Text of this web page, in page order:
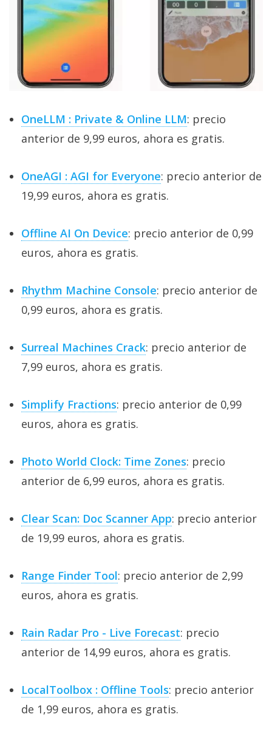
OneLLM : Private & Online LLM: precio
anterior de 9,99 euros, ahora es gratis.
OneAGI : AGI for Everyone: precio anterior de
19,99 euros, ahora es gratis.
Offline AI On Device: precio anterior de 0,99
euros, ahora es gratis.
Rhythm Machine Console: precio anterior de
0,99 euros, ahora es gratis.
Surreal Machines Crack: precio anterior de
7,99 euros, ahora es gratis.
Simplify Fractions: precio anterior de 0,99
euros, ahora es gratis.
Photo World Clock: Time Zones: precio
anterior de 6,99 euros, ahora es gratis.
Clear Scan: Doc Scanner App: precio anterior
de 19,99 euros, ahora es gratis.
Range Finder Tool: precio anterior de 2,99
euros, ahora es gratis.
Rain Radar Pro - Live Forecast: precio
anterior de 14,99 euros, ahora es gratis.
LocalToolbox : Offline Tools: precio anterior
de 1,99 euros, ahora es gratis.